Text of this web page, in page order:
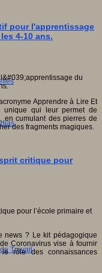
Travail
pour l'apprentissage
4-10 ans.
Apprendre à Lire Et
unique qui leur permet de
en cumulant des pierres de
des fragments magiques.
critique pour
news ? Le kit pédagogique
Coronavirus vise à fournir
rôle des connaissances